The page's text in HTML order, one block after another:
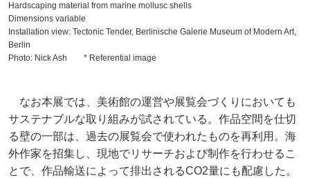
Hardscaping material from marine mollusc shells
Dimensions variable
Installation view: Tectonic Tender, Berlinische Galerie Museum of Modern Art,
Berlin
Photo: Nick Ash * Referential image
なお本展では、美術館の運営や展覧会づくりにおいても
サステナブルな取り組みが試されている。作品空間を仕切
る壁の一部は、過去の展覧会で使われたものを再利用。海
外作家を招集し、現地でリサーチおよび制作を行わせるこ
とで、作品輸送によって排出されるCO2量にも配慮した。